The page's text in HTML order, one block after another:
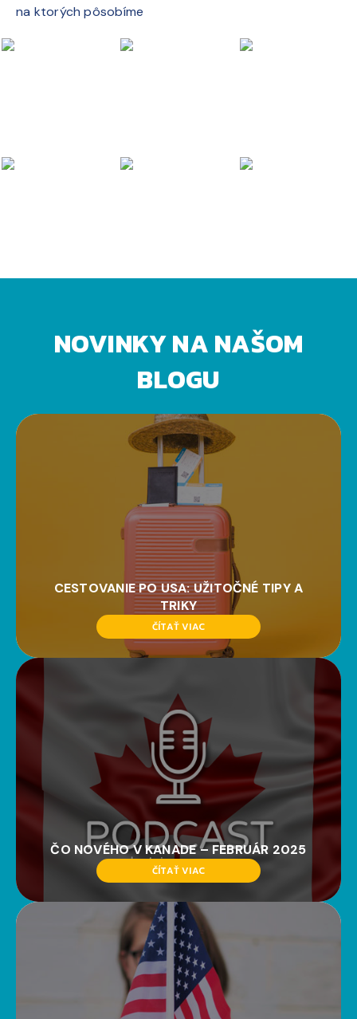
na ktorých pôsobíme
NOVINKY NA NAŠOM
BLOGU
CESTOVANIE PO USA: UŽITOČNÉ TIPY A
TRIKY
ČÍTAŤ VIAC
ČO NOVÉHO V KANADE – FEBRUÁR 2025
ČÍTAŤ VIAC